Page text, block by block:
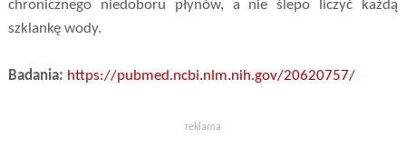
chronicznego niedoboru płynów, a nie ślepo liczyć każdą
szklankę wody.
Badania: https://pubmed.ncbi.nlm.nih.gov/20620757/
reklama